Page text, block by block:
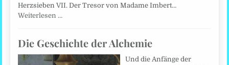
Herzsieben VII. Der Tresor von Madame Imbert…
Weiterlesen …
Die Geschichte der Alchemie
Und die Anfänge der